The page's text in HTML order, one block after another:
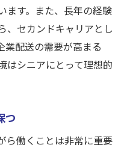
ます。また、長年の経験
、セカンドキャリアとし
業配送の需要が高まる
はシニアにとって理想的
つ
ら働くことは非常に重要